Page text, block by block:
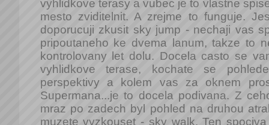
vyhlidkove terasy a vubec je to vlastne
mesto zviditelnit. A zrejme to funguje.
doporucuji zkusit sky jump - nechaji vas
pripoutaneho ke dvema lanum, takze to
kontrolovany let dolu. Docela casto se
vyhlidkove terase, kochate se
perspektivy a kolem vas za oknem
Supermana...je to docela podivana. Z
mraz po zadech byl pohled na druhou
muzete vyzkouset - sky walk. Ten